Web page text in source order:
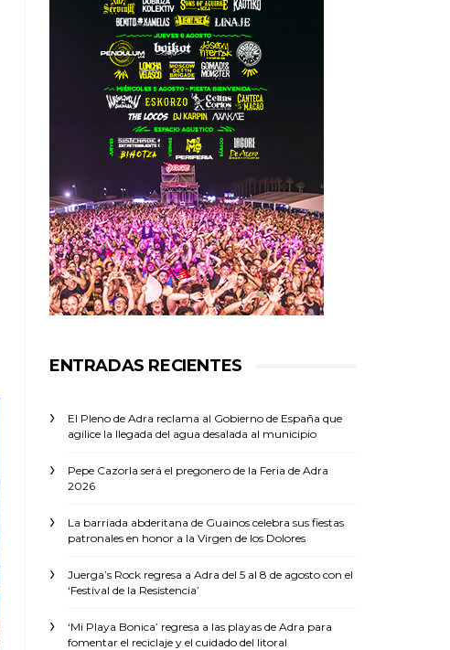
ENTRADAS RECIENTES
El Pleno de Adra reclama al Gobierno de España que
agilice la llegada del agua desalada al municipio
Pepe Cazorla será el pregonero de la Feria de Adra
2026
La barriada abderitana de Guainos celebra sus fiestas
patronales en honor a la Virgen de los Dolores
Juerga’s Rock regresa a Adra del 5 al 8 de agosto con el
‘Festival de la Resistencia’
‘Mi Playa Bonica’ regresa a las playas de Adra para
fomentar el reciclaje y el cuidado del litoral